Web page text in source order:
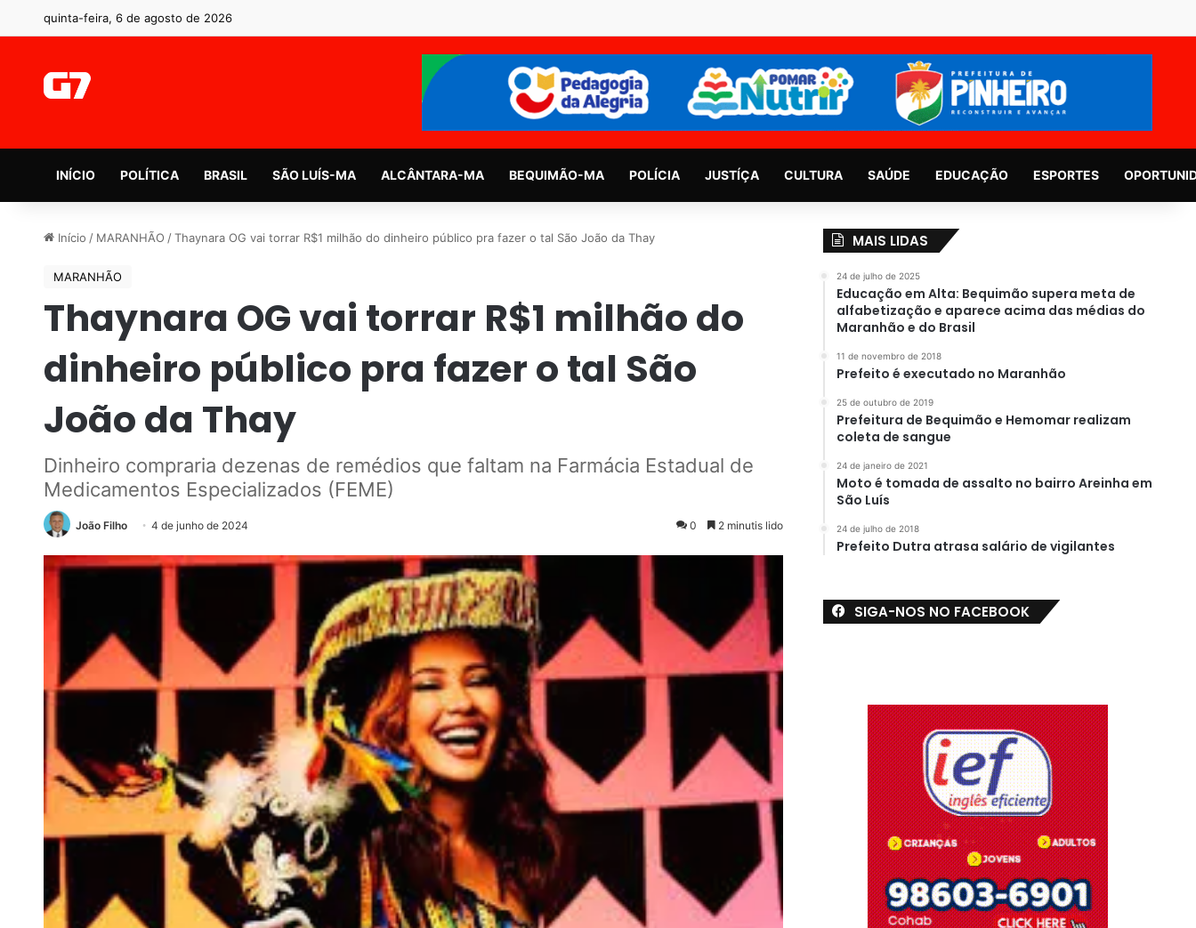
quinta-feira, 6 de agosto de 2026
INÍCIO POLÍTICA BRASIL SÃO LUÍS-MA ALCÂNTARA-MA BEQUIMÃO-MA POLÍCIA JUSTÍÇA CULTURA SAÚDE EDUCAÇÃO ESPORTES
Início / MARANHÃO / Thaynara OG vai torrar R$1 milhão do dinheiro público pra fazer o tal São João da Thay
MARANHÃO
Thaynara OG vai torrar R$1 milhão do
dinheiro público pra fazer o tal São
João da Thay
Dinheiro compraria dezenas de remédios que faltam na Farmácia Estadual de
Medicamentos Especializados (FEME)
João Filho 4 de junho de 2024 0 2 minutis lido
MAIS LIDAS
24 de julho de 2025
Educação em Alta: Bequimão supera meta de
alfabetização e aparece acima das médias do
Maranhão e do Brasil
11 de novembro de 2018
Prefeito é executado no Maranhão
25 de outubro de 2019
Prefeitura de Bequimão e Hemomar realizam
coleta de sangue
24 de janeiro de 2021
Moto é tomada de assalto no bairro Areinha em
São Luís
24 de julho de 2018
Prefeito Dutra atrasa salário de vigilantes
SIGA-NOS NO FACEBOOK